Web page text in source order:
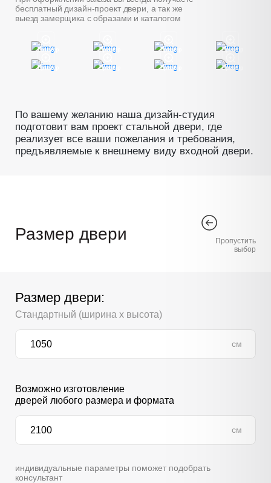
бесплатный дизайн-проект двери, а так же
выезд замерщика с образами и каталогом
Пример Пример Пример Пример
Пример Пример Пример Пример
По вашему желанию наша дизайн-студия
подготовит вам проект стальной двери, где
реализует все ваши пожелания и требования,
предъявляемые к внешнему виду входной двери.
Размер двери
Пропустить
выбор
Размер двери:
Стандартный (ширина х высота)
см
Возможно изготовление
дверей любого размера и формата
см
индивидуальные параметры поможет подобрать
консультант